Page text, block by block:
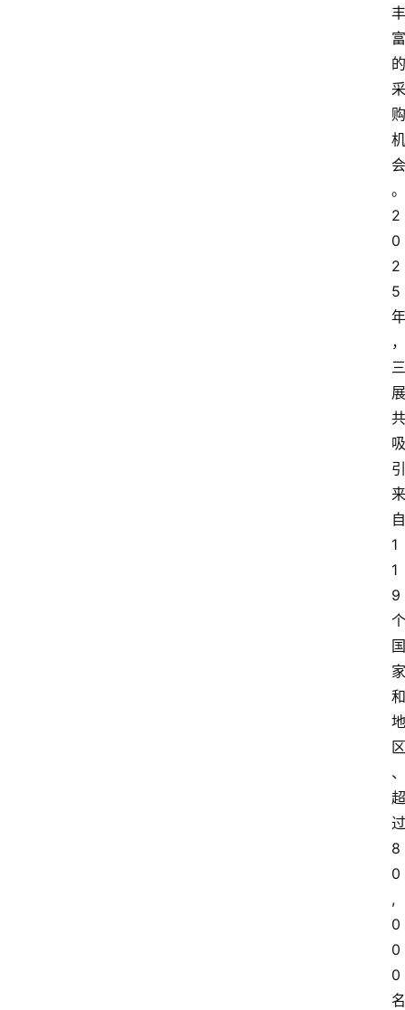
丰
富
的
采
购
机
会
。
2
0
2
5
年
，
三
展
共
吸
引
来
自
1
1
9
个
国
家
和
地
区
、
超
过
8
0
,
0
0
0
名